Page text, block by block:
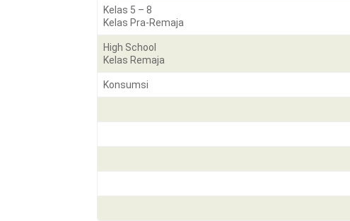
Kelas 5 – 8
Kelas Pra-Remaja
High School
Kelas Remaja
Konsumsi